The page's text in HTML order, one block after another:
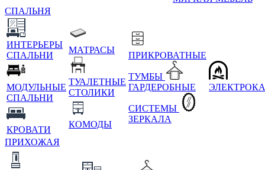
СПАЛЬНЯ
ИНТЕРЬЕРЫ
СПАЛЬНИ
МОДУЛЬНЫЕ
СПАЛЬНИ
КРОВАТИ
МАТРАСЫ
ТУАЛЕТНЫЕ
СТОЛИКИ
КОМОДЫ
ПРИКРОВАТНЫЕ
ТУМБЫ
ГАРДЕРОБНЫЕ
СИСТЕМЫ
ЗЕРКАЛА
ПРИХОЖАЯ